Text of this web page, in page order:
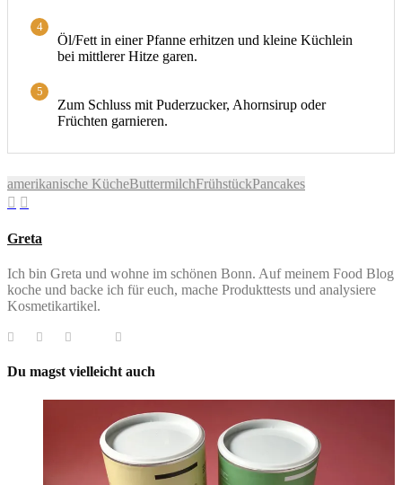
4
Öl/Fett in einer Pfanne erhitzen und kleine Küchlein
bei mittlerer Hitze garen.
5
Zum Schluss mit Puderzucker, Ahornsirup oder
Früchten garnieren.
amerikanische KücheButtermilchFrühstückPancakes
Greta
Ich bin Greta und wohne im schönen Bonn. Auf meinem Food Blog
koche und backe ich für euch, mache Produkttests und analysiere
Kosmetikartikel.
Du magst vielleicht auch